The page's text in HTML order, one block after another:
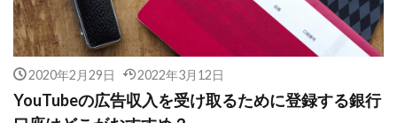
2020年2月29日 2022年3月12日
YouTubeの広告収入を受け取るために登録する銀行